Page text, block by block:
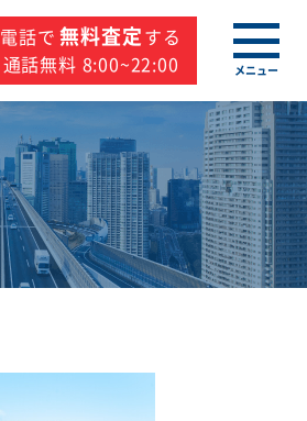
電話で 無料査定する
通話無料 8:00~22:00
メニュー